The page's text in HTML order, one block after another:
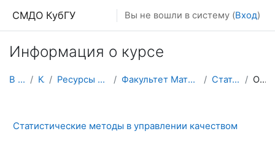
СМДО КубГУ Вы не вошли в систему (Вход)
Информация о курсе
В начало Курсы Ресурсы подразделений КубГУ Факультет Математики и компьютерных наук Стат. методы в УК Описание
Статистические методы в управлении качеством